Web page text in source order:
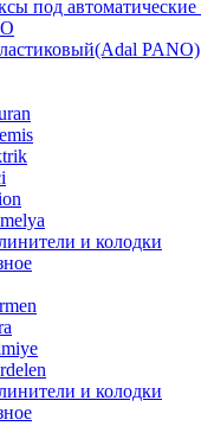
под
PANO)
и колодки
и колодки